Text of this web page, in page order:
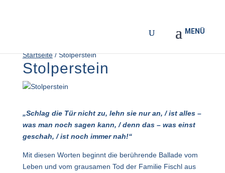
Startseite/Stolperstein
Stolperstein
„Schlag die Tür nicht zu, lehn sie nur an, / ist alles –
was man noch sagen kann, / denn das – was einst
geschah, / ist noch immer nah!“
Mit diesen Worten beginnt die berührende Ballade vom
Leben und vom grausamen Tod der Familie Fischl aus